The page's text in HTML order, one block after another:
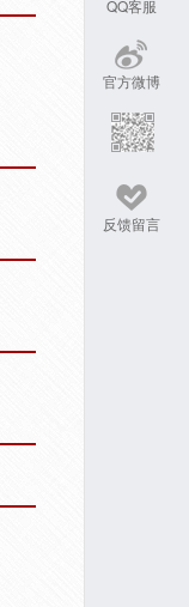
QQ客服
官方微博
反馈留言